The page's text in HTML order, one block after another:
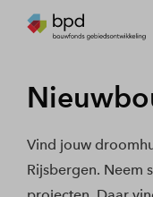
Vind jouw
Rijsbergen. Neem